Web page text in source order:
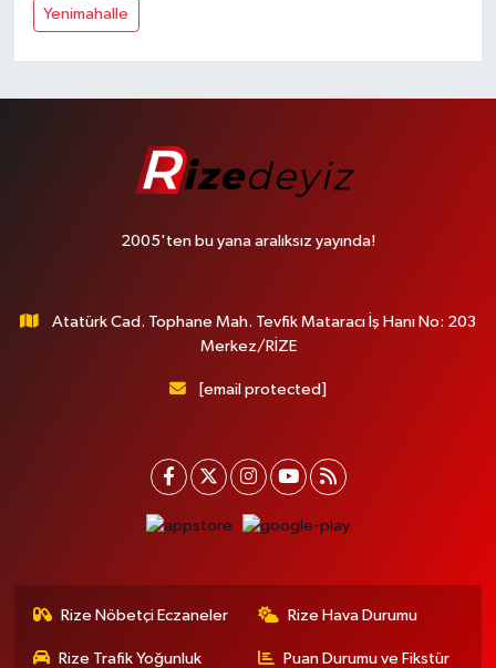
Yenimahalle
2005'ten bu yana aralıksız yayında!
Atatürk Cad. Tophane Mah. Tevfik Mataracı İş Hanı No: 203
Merkez/RİZE
[email protected]
Rize Nöbetçi Eczaneler Rize Hava Durumu
Rize Trafik Yoğunluk Puan Durumu ve Fikstür